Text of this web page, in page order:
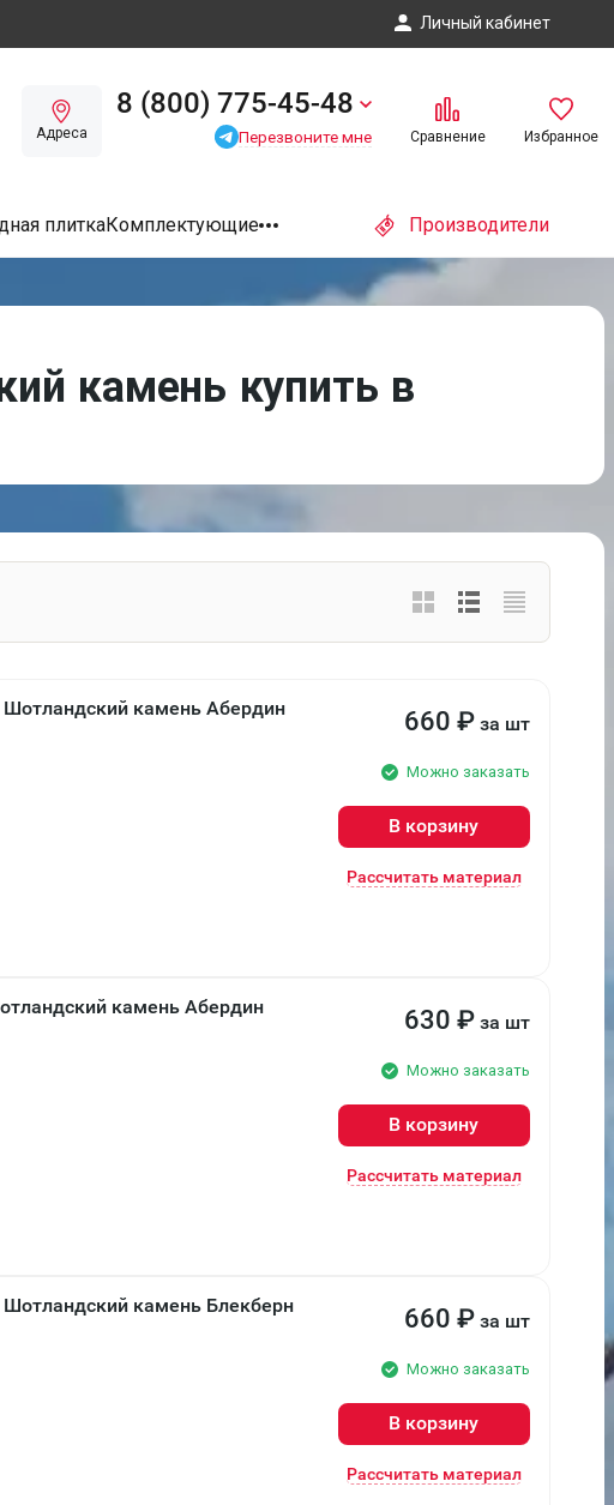
Личный кабинет
Адреса
8 (800) 775-45-48
Перезвоните мне Сравнение Избранное
плиткаКомплектующие Производители
камень купить в
камень Абердин 660 ₽ за шт
Можно заказать
В корзину
Рассчитать материал
камень Абердин 630 ₽ за шт
Можно заказать
В корзину
Рассчитать материал
камень Блекберн 660 ₽ за шт
Можно заказать
В корзину
Рассчитать материал